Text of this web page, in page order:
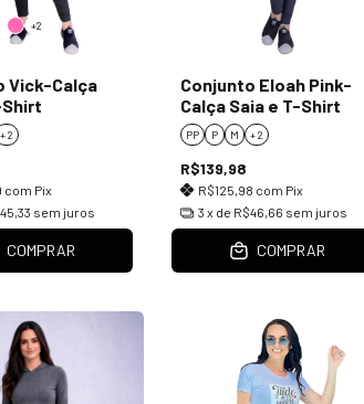
+2
Vick-Calça
Shirt
+ 2
com Pix
sem juros
COMPRAR
Conjunto Eloah Pink-
Calça Saia e T-Shirt
PP P M + 2
R$139,98
R$125,98 com Pix
3 x de R$46,66 sem juros
COMPRAR